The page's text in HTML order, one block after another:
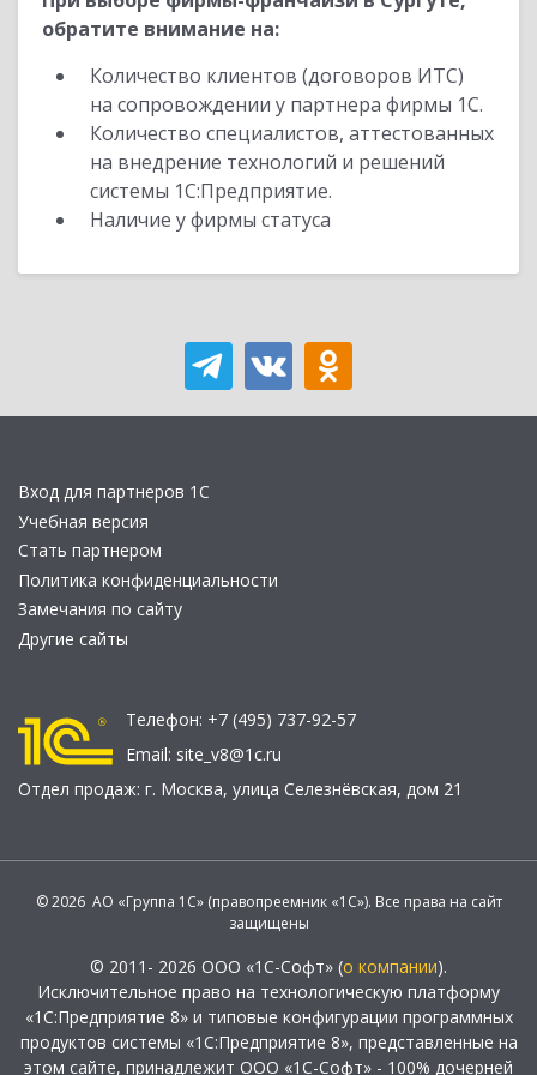
обратите внимание на:
Количество клиентов (договоров ИТС)
на сопровождении у партнера фирмы 1С.
Количество специалистов, аттестованных
на внедрение технологий и решений
системы 1С:Предприятие.
Наличие у фирмы статуса
Вход для партнеров 1С
Учебная версия
Стать партнером
Политика конфиденциальности
Замечания по сайту
Другие сайты
Телефон: +7 (495) 737-92-57
Email: site_v8@1c.ru
Отдел продаж: г. Москва, улица Селезнёвская, дом 21
© 2026 АО «Группа 1С» (правопреемник «1С»). Все права на сайт
защищены
© 2011- 2026 ООО «1С-Софт» (о компании).
Исключительное право на технологическую платформу
«1С:Предприятие 8» и типовые конфигурации программных
продуктов системы «1С:Предприятие 8», представленные на
этом сайте, принадлежит ООО «1С-Софт» - 100% дочерней